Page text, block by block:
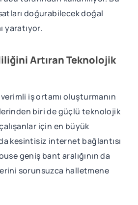
doğurabilecek doğal
yaratıyor.
Artıran Teknolojik
iş ortamı oluşturmanın
biri de güçlü teknolojik
için en büyük
kesintisiz internet bağlantısı
geniş bant aralığının da
sorunsuzca halletmene